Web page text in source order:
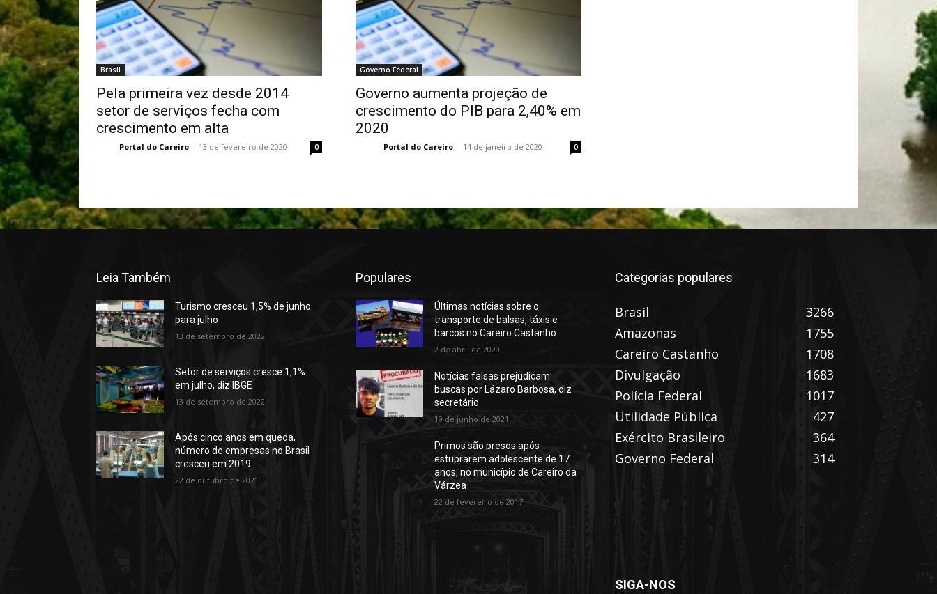
Brasil
Pela primeira vez desde 2014
setor de serviços fecha com
crescimento em alta
Portal do Careiro - 13 de fevereiro de 2020 0
Governo Federal
Governo aumenta projeção de
crescimento do PIB para 2,40% em
2020
Portal do Careiro - 14 de janeiro de 2020 0
Leia Também
Turismo cresceu 1,5% de junho
para julho
13 de setembro de 2022
Setor de serviços cresce 1,1%
em julho, diz IBGE
13 de setembro de 2022
Após cinco anos em queda,
número de empresas no Brasil
cresceu em 2019
22 de outubro de 2021
Populares
Últimas notícias sobre o
transporte de balsas, táxis e
barcos no Careiro Castanho
2 de abril de 2020
Notícias falsas prejudicam
buscas por Lázaro Barbosa, diz
secretário
19 de junho de 2021
Primos são presos após
estuprarem adolescente de 17
anos, no município de Careiro da
Várzea
22 de fevereiro de 2017
Categorias populares
Brasil
3266
Amazonas
1755
Careiro Castanho
1708
Divulgação
1683
Polícia Federal
1017
Utilidade Pública
427
Exército Brasileiro
364
Governo Federal
314
SIGA-NOS